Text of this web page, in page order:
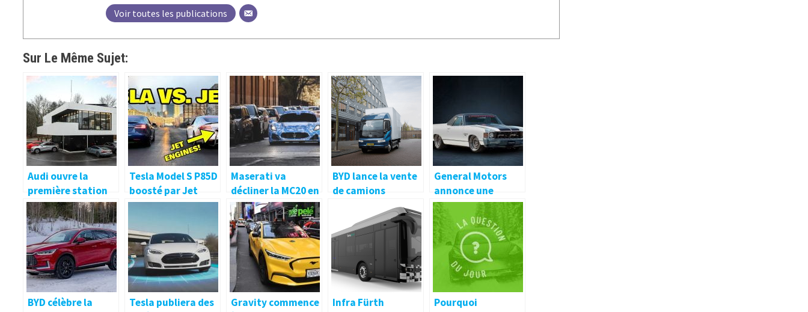
Voir toutes les publications
Sur Le Même Sujet:
Audi ouvre la
première station
de recharge pour
véhicules
électriques de
style lounge en
Allemagne
Tesla Model S P85D
boosté par Jet
comparé au P100D
Maserati va
décliner la MC20 en
cabriolet, les
premières photos
dévoilées
BYD lance la vente
de camions
électriques en
Hongrie
General Motors
annonce une
stratégie pour
tout électrifier
BYD célèbre la
Tesla publiera des
Gravity commence
Infra Fürth
Pourquoi